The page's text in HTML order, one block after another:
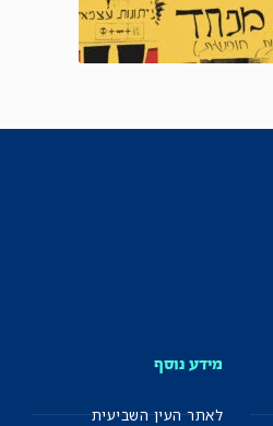
מידע נוסף
לאתר העין השביעית